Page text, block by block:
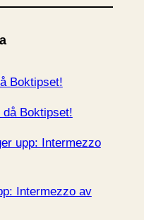
Boktipset!
då Boktipset!
upp: Intermezzo
Intermezzo av